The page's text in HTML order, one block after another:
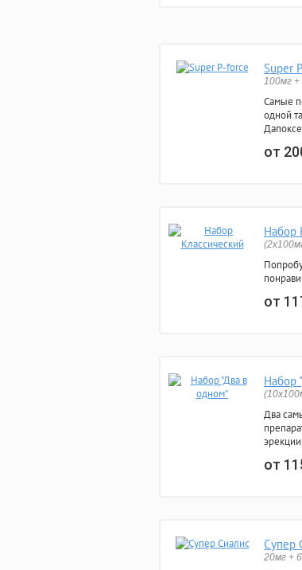
Super
100мг +
Самые
одной
от
Набор
от
Набор
Два
от
Супер
20мг +